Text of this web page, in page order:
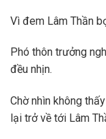
Vì đem Lâm Thần
Phó thôn trưởng
đều nhịn.
Chờ nhìn không
lại trở về tới Lâm